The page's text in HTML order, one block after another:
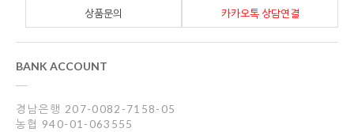
카카오톡 상담연결
상품문의
BANK ACCOUNT
경남은행 207-0082-7158-05
농협 940-01-063555